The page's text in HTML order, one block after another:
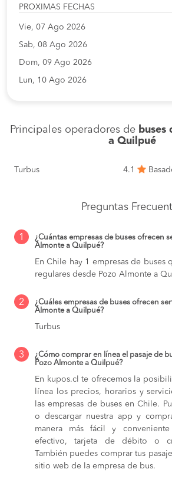
PROXIMAS FECHAS
Vie, 07 Ago 2026
Sab, 08 Ago 2026
Dom, 09 Ago 2026
Lun, 10 Ago 2026
Principales operadores de buses
a Quilpué
Turbus 4.1
Preguntas
1
¿Cuántas empresas de buses ofrecen
Almonte a Quilpué?
En Chile hay 1 empresas de buses
regulares desde Pozo Almonte a
2
¿Cuáles empresas de buses ofrecen
Almonte a Quilpué?
Turbus
3
¿Cómo comprar en línea el pasaje de
Pozo Almonte a Quilpué?
En kupos.cl te ofrecemos la
línea los precios, horarios y
las empresas de buses en Chile.
o descargar nuestra app y
manera más fácil y
efectivo, tarjeta de débito o
También puedes comprar tus
sitio web de la empresa de bus.